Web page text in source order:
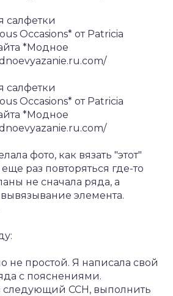
салфетки
Occasions* от Patricia
*Модное
салфетки
Occasions* от Patricia
*Модное
фото, как вязать "этот"
раз повторяться где-то
не сначала ряда, а
элемента.
не простой. Я написала свой
с пояснениями.
следующий ССН, выполнить